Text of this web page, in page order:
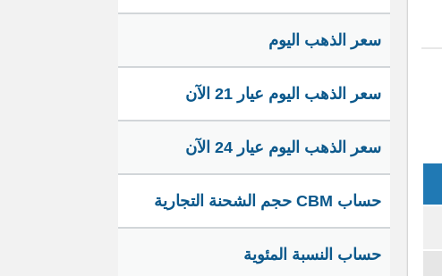
سعر الذهب اليوم
سعر الذهب اليوم عيار 21 الآن
سعر الذهب اليوم عيار 24 الآن
حساب CBM حجم الشحنة التجارية
حساب النسبة المئوية